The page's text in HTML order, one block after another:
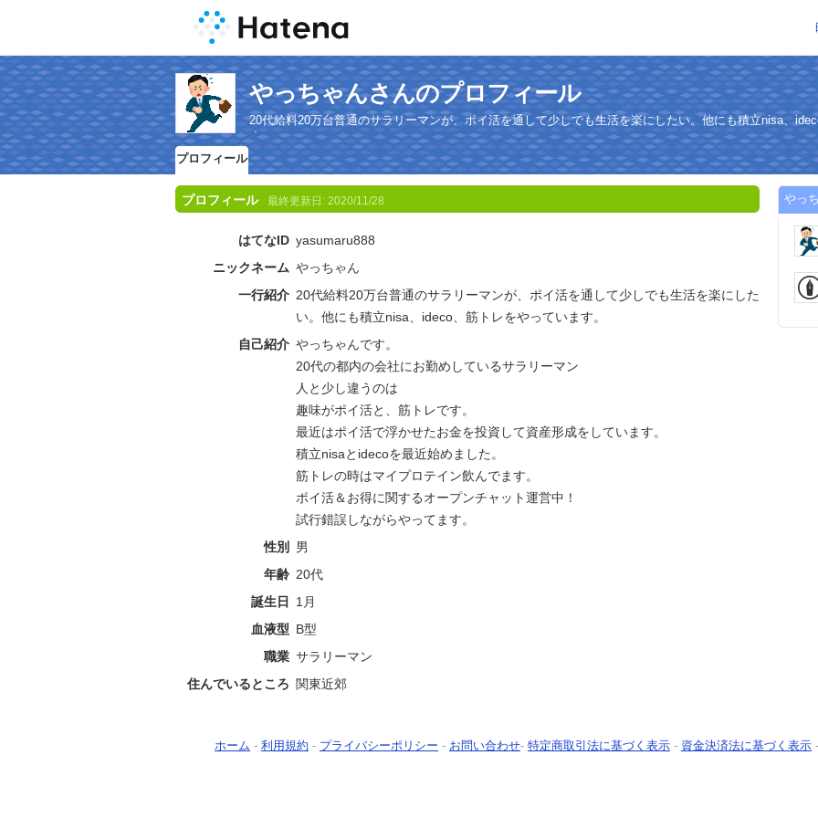
やっちゃんさんのプロフィール
20代給料20万台普通のサラリーマンが、ポイ活を通して少しでも生活を楽にしたい。他にも積立nisa、
す。
プロフィール
プロフィール 最終更新日: 2020/11/28
はてなID yasumaru888
ニックネーム やっちゃん
一行紹介 20代給料20万台普通のサラリーマンが、ポイ活を通して少しでも生活を楽にした
い。他にも積立nisa、ideco、筋トレをやっています。
自己紹介 やっちゃんです。
20代の都内の会社にお勤めしているサラリーマン
人と少し違うのは
趣味がポイ活と、筋トレです。
最近はポイ活で浮かせたお金を投資して資産形成をしています。
積立nisaとidecoを最近始めました。
筋トレの時はマイプロテイン飲んでます。
ポイ活＆お得に関するオープンチャット運営中！
試行錯誤しながらやってます。
性別
男
年齢 20代
誕生日
1月
血液型 B型
職業 サラリーマン
住んでいるところ 関東近郊
やっ
ホーム - 利用規約 - プライバシーポリシー - お問い合わせ- 特定商取引法に基づく表示 - 資金決済法に基づく表示 -